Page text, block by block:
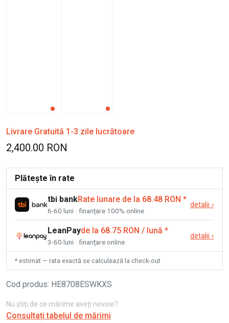
Livrare Gratuită 1-3 zile lucrătoare
2,400.00 RON
Plătește în rate
tbi bankRate lunare de la 68.48 RON *
6-60 luni · finanțare 100% online
detalii ›
LeanPayde la 68.75 RON / lună *
3-60 luni · finanțare online
detalii ›
* estimat — rata exactă se calculează la check-out
Cod produs: HE8708ESWKXS
Nu știți de ce mărime aveți nevoie?
Consultați tabelul de mărimi